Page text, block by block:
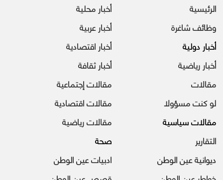
الرئيسية
أخبار محلية
وظائف شاغرة
أخبار عربية
أخبار دولية
أخبار اقتصادية
أخبار رياضية
أخبار ثقافة
مقالات
مقالات إجتماعية
لو كنت مسؤولا
مقالات اقتصادية
مقالات سياسية
مقالات رياضية
التقارير
صحة
ديوانية عين الوطن
ادبيات عين الوطن